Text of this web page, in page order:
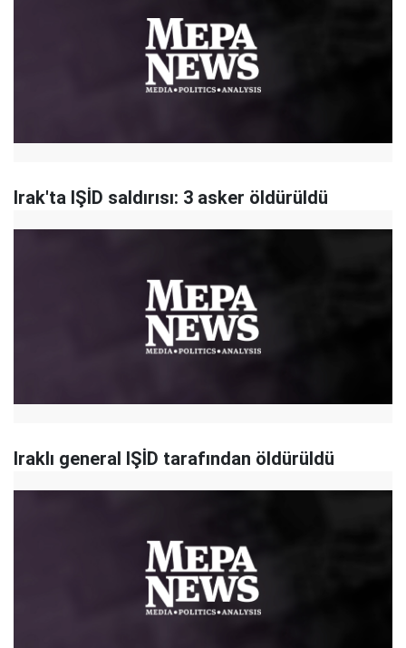
Irak'ta IŞİD saldırısı: 3 asker öldürüldü
Iraklı general IŞİD tarafından öldürüldü